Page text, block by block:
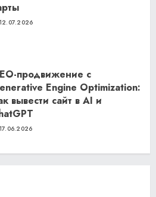
12.07.2026
продвижение с
Engine Optimization:
вывести сайт в AI и
17.06.2026